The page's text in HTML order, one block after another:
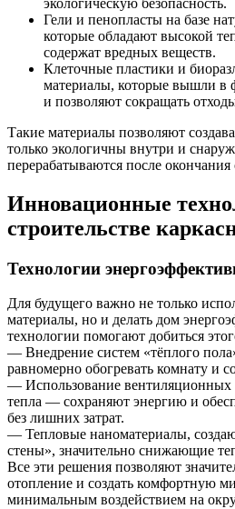
Гели и пенопласты на базе
которые обладают высокой
содержат вредных веществ.
Клеточные пластики и
материалы, которые вышли в
и позволяют сокращать
Такие материалы позволяют
только экологичны внутри и
перерабатываются после
Инновационные
строительстве
Технологии
Для будущего важно не только
материалы, но и делать дом
технологии помогают добиться
— Внедрение систем «тёплого
равномерно обогревать комнату и
— Использование вентиляционных
тепла — сохраняют энергию и
без лишних затрат.
— Тепловые наноматериалы,
стены», значительно снижающие
Все эти решения позволяют
отопление и создать комфортную
минимальным воздействием на